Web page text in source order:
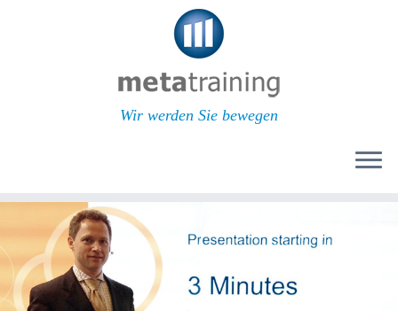
springen
Wir werden Sie bewegen